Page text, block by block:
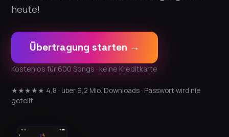
heute!
Übertragung starten →
Kostenlos für 600 Songs · keine Kreditkarte
★★★★★ 4,8 · über 9,2 Mio. Downloads · Passwort wird nie
geteilt